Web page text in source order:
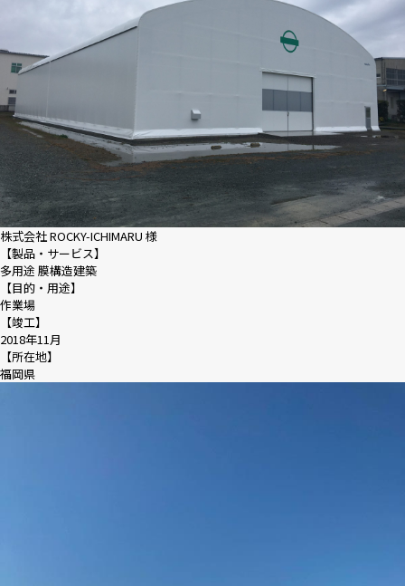
株式会社 ROCKY-ICHIMARU 様
【製品・サービス】
多用途 膜構造建築
【目的・用途】
作業場
【竣工】
2018年11月
【所在地】
福岡県